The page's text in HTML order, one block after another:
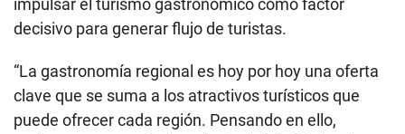
impulsar el turismo gastronómico como factor
decisivo para generar flujo de turistas.
“La gastronomía regional es hoy por hoy una oferta
clave que se suma a los atractivos turísticos que
puede ofrecer cada región. Pensando en ello,